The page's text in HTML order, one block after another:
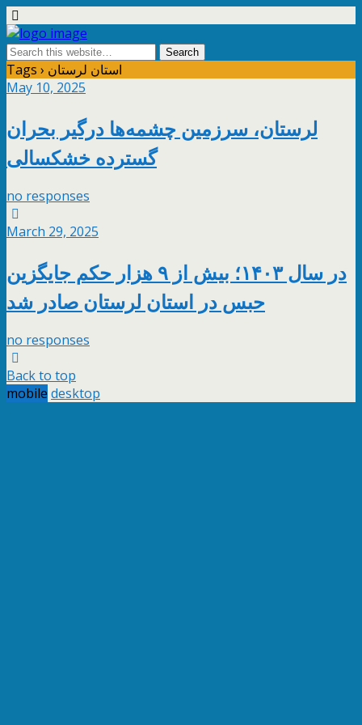
Tags › استان لرستان
May 10, 2025
لرستان، سرزمین چشمه‌ها درگیر بحران
گسترده خشکسالی
no responses
March 29, 2025
در سال ۱۴۰۳؛ بیش از ۹ هزار حکم جایگزین
حبس در استان لرستان صادر شد
no responses
Back to top
mobile desktop